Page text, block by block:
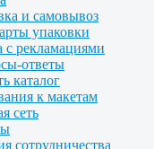
и самовывоз
упаковки
с рекламациями
ответы
каталог
к макетам
сеть
сотрудничества